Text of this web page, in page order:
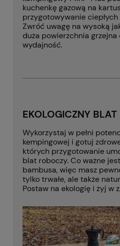
kuchenkę gazową na
przygotowywanie ciepłych
Zwróć uwagę na wysoką
duża powierzchnia grzejna
wydajność.
EKOLOGICZNY
Wykorzystaj w pełni
kempingowej i gotuj
których przygotowanie
blat roboczy. Co ważne
bambusa, więc masz
tylko trwałe, ale także
Postaw na ekologię i żyj w